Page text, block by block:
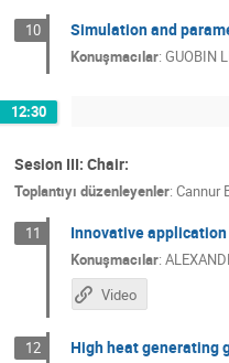
10 Simulation and
Konuşmacılar:GUOBIN
12:30
Sesion III: Chair:
Toplantıyı düzenleyenler: Cannur
11 Innovative
Konuşmacılar:
Video
12 High heat generating